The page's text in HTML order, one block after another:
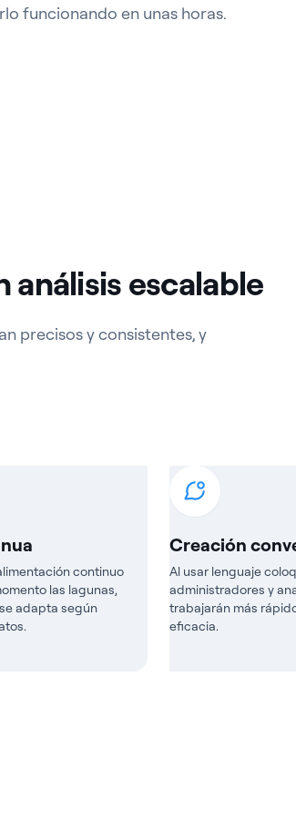
funcionando en unas horas.
escalable
precisos y consistentes, y
continuo
las lagunas,
adapta según
Creación
Al usar lenguaje
administradores y
trabajarán más
eficacia.